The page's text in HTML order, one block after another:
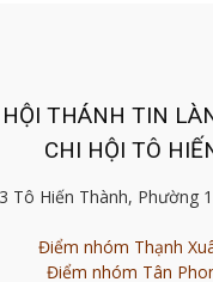
HỘI THÁNH TIN
CHI HỘI TÔ
Tô Hiến Thành, Phường
Điểm nhóm Thạnh
Điểm nhóm Tân